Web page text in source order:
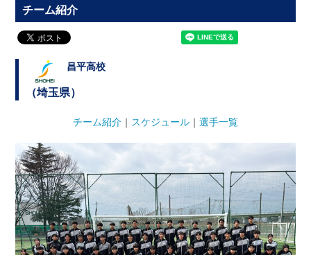
チーム紹介
昌平高校
（埼玉県）
チーム紹介 ｜ スケジュール ｜ 選手一覧